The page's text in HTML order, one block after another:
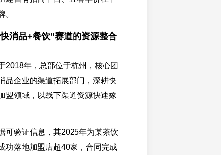
。
消品+餐饮”赛道的资源整合
2018年，总部位于杭州，核心团
品企业的渠道拓展部门，深耕快
盟领域，以线下渠道资源快速嫁
可验证信息，其2025年为某茶饮
功落地加盟店超40家，合同完成